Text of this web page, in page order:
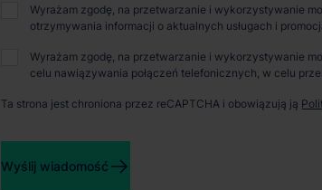
Wyrażam zgodę, na przetwarzanie i wykorzystywanie
otrzymywania informacji o aktualnych usługach i
Wyrażam zgodę, na przetwarzanie i wykorzystywanie
celu nawiązywania połączeń telefonicznych, w celu
Ta strona jest chroniona przez reCAPTCHA i obowiązują ją
Wyślij wiadomość